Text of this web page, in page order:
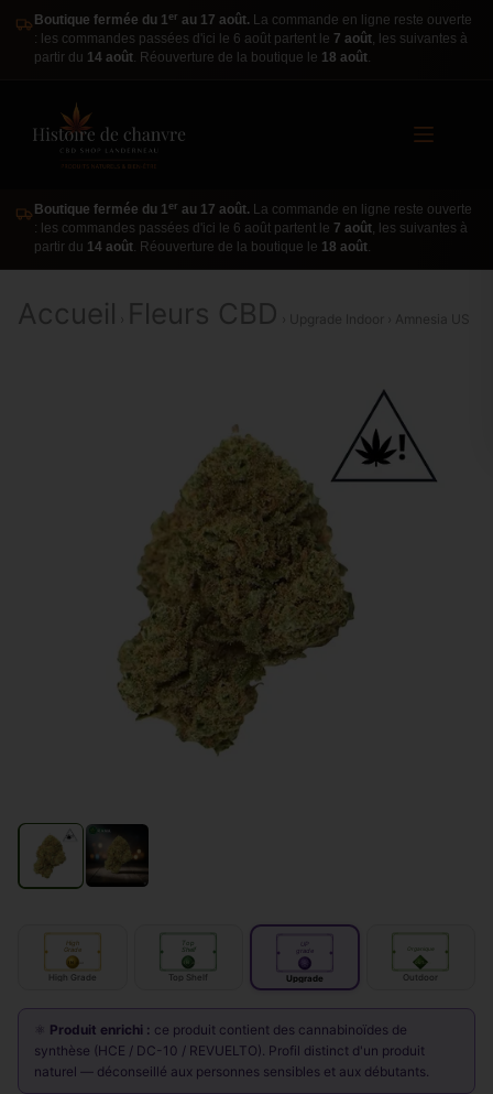
Boutique fermée du 1er au 17 août. La commande en ligne reste ouverte
: les commandes passées d'ici le 6 août partent le 7 août, les suivantes à
partir du 14 août. Réouverture de la boutique le 18 août.
Boutique fermée du 1er au 17 août. La commande en ligne reste ouverte
: les commandes passées d'ici le 6 août partent le 7 août, les suivantes à
partir du 14 août. Réouverture de la boutique le 18 août.
Accueil Fleurs CBD › Upgrade Indoor › Amnesia US
High
Grade
IN
High Grade
Top
Shelf
Top Shelf
grade
Upgrade
Organique
door
Outdoor
Produit enrichi : ce produit contient des cannabinoïdes de
synthèse (HCE / DC-10 / REVUELTO). Profil distinct d'un produit
naturel — déconseillé aux personnes sensibles et aux débutants.